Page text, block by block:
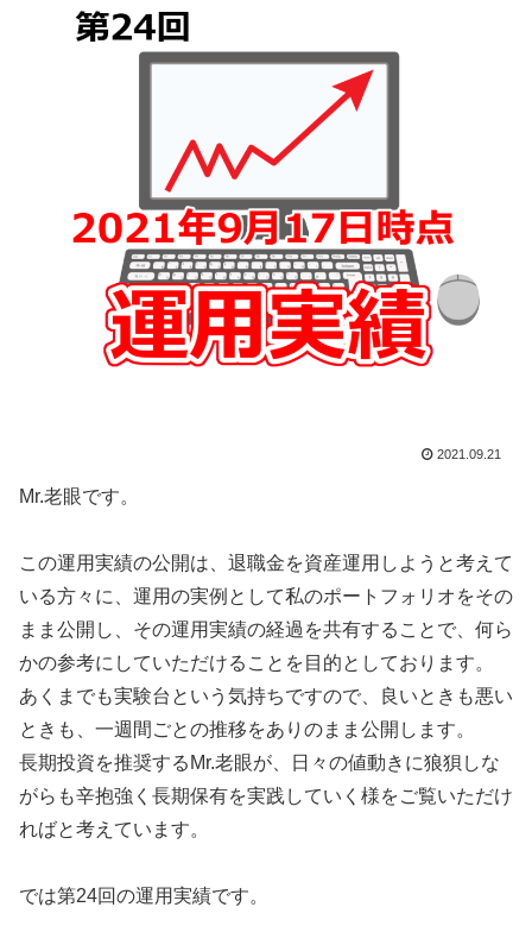
2021.09.21
Mr.老眼です。
この運用実績の公開は、退職金を資産運用しようと考えて
いる方々に、運用の実例として私のポートフォリオをその
まま公開し、その運用実績の経過を共有することで、何ら
かの参考にしていただけることを目的としております。
あくまでも実験台という気持ちですので、良いときも悪い
ときも、一週間ごとの推移をありのまま公開します。
長期投資を推奨するMr.老眼が、日々の値動きに狼狽しな
がらも辛抱強く長期保有を実践していく様をご覧いただけ
ればと考えています。
では第24回の運用実績です。